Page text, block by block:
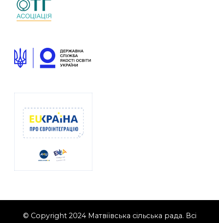
© Copyright 2024 Матвіївська сільська рада. Всі